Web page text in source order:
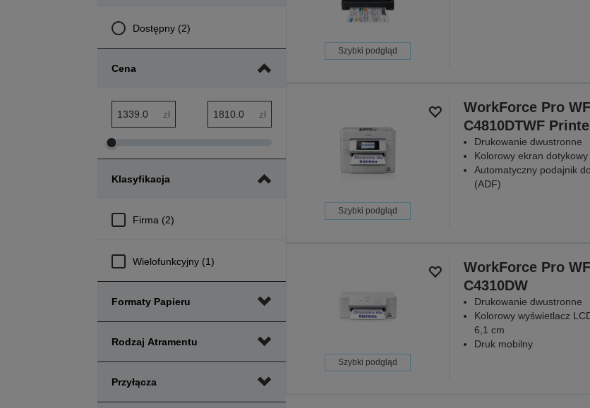
Dostępny (2)
Cena
zł zł
Dostosuj
minimalny
Dostosuj
maksymalny
Klasyfikacja
Firma (2)
Wielofunkcyjny (1)
Formaty Papieru
Rodzaj Atramentu
Przyłącza
Szybki podgląd
Szybki podgląd
WorkForce Pro
C4810DTWF
Drukowanie dwustronne
Kolorowy ekran
Automatyczny podajnik
(ADF)
Szybki podgląd
WorkForce Pro
C4310DW
Drukowanie dwustronne
Kolorowy wyświetlacz
6,1 cm
Druk mobilny